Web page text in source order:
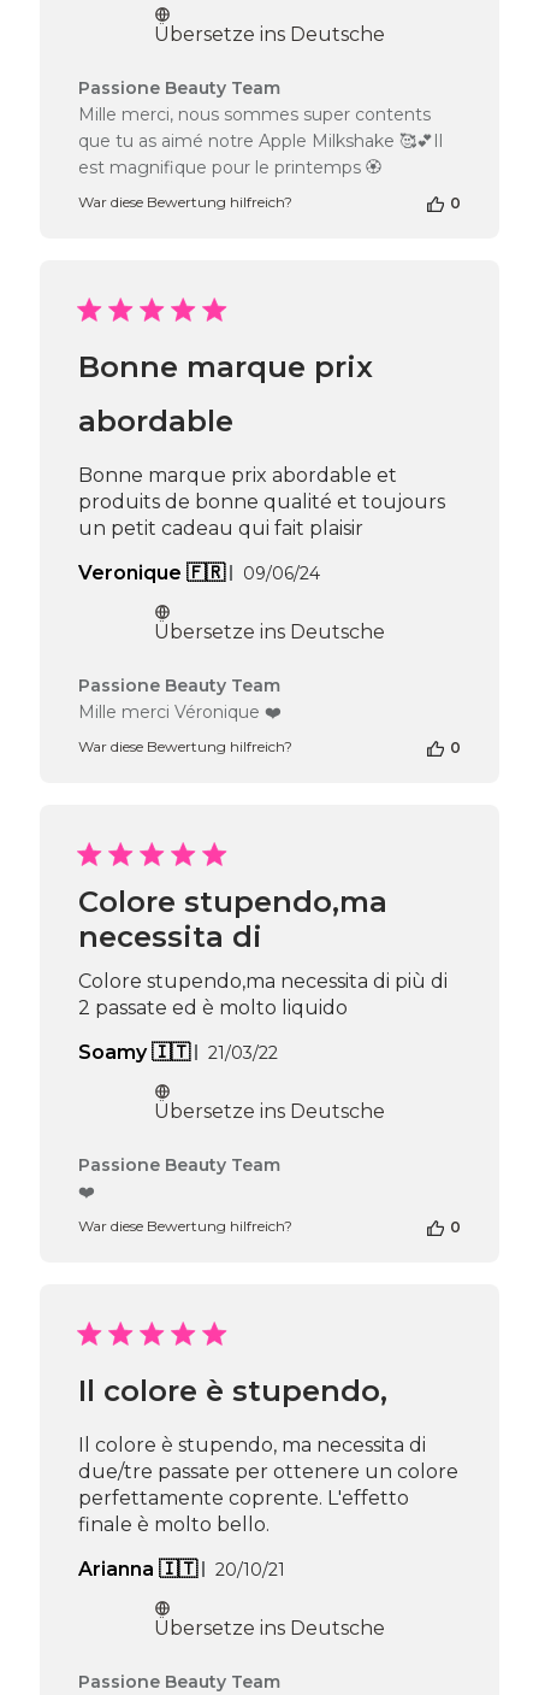
Übersetze ins Deutsche
Kommentare
des
Shop-
Inhabers
zur
Bewertung
Dec
03
Passione Beauty Team
Mille merci, nous sommes super contents
que tu as aimé notre Apple Milkshake 🥰💕Il
est magnifique pour le printemps 🏵️
War diese Bewertung hilfreich? 0
Bonne marque prix
abordable
Bonne marque prix abordable et
produits de bonne qualité et toujours
un petit cadeau qui fait plaisir
Veronique 🇫🇷
Veröffentlichungsdatum
09/06/24
Übersetze ins Deutsche
Kommentare
des
Inhabers
Team
am
09
2024
Passione Beauty Team
Mille merci Véronique ❤️
War diese Bewertung hilfreich? 0
Colore stupendo,ma
necessita di
Colore stupendo,ma necessita di più di
2 passate ed è molto liquido
Soamy 🇮🇹
Veröffentlichungsdatum
21/03/22
Übersetze ins Deutsche
Kommentare
Inhabers
am
Thu
Apr
16
2026
Passione Beauty Team
❤️
War diese Bewertung hilfreich? 0
Il colore è stupendo,
Il colore è stupendo, ma necessita di
due/tre passate per ottenere un colore
perfettamente coprente. L'effetto
finale è molto bello.
Arianna 🇮🇹
Veröffentlichungsdatum
20/10/21
Übersetze ins Deutsche
Kommentare
Passione Beauty Team